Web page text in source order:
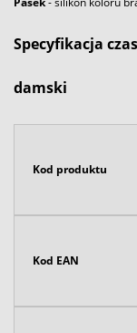
Specyfikacja
damski
Kod produktu
Kod EAN